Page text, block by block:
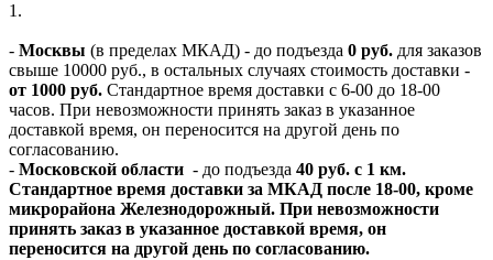
1.
- Москвы (в пределах МКАД) - до подъезда 0 руб. для заказов
свыше 10000 руб., в остальных случаях стоимость доставки -
от 1000 руб. Стандартное время доставки с 6-00 до 18-00
часов. При невозможности принять заказ в указанное
доставкой время, он переносится на другой день по
согласованию.
- Московской области - до подъезда 40 руб. с 1 км.
Стандартное время доставки за МКАД после 18-00, кроме
микрорайона Железнодорожный. При невозможности
принять заказ в указанное доставкой время, он
переносится на другой день по согласованию.